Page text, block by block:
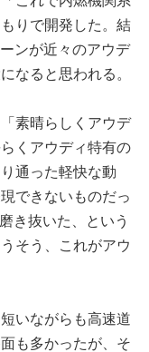
りで開発した。結
ンが近々のアウデ
なると思われる。
素晴らしくアウデ
くアウディ特有の
通った軽快な動
できないものだっ
き抜いた、という
そう、これがアウ
いながらも高速道
も多かったが、そ